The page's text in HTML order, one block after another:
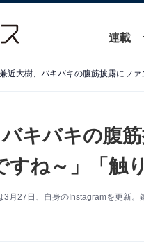
連載
近大樹、バキバキの腹筋披露にフ
キバキの腹
ね～」「触
月27日、自身のInstagramを更新。